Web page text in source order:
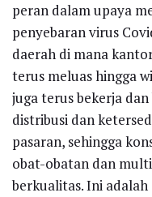
peran dalam upaya
penyebaran virus
daerah di mana
terus meluas hingga
juga terus bekerja
distribusi dan
pasaran, sehingga
obat-obatan dan
berkualitas. Ini